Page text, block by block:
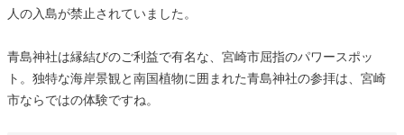
人の入島が禁止されていました。
青島神社は縁結びのご利益で有名な、宮崎市屈指のパワースポッ
ト。独特な海岸景観と南国植物に囲まれた青島神社の参拝は、宮崎
市ならではの体験ですね。